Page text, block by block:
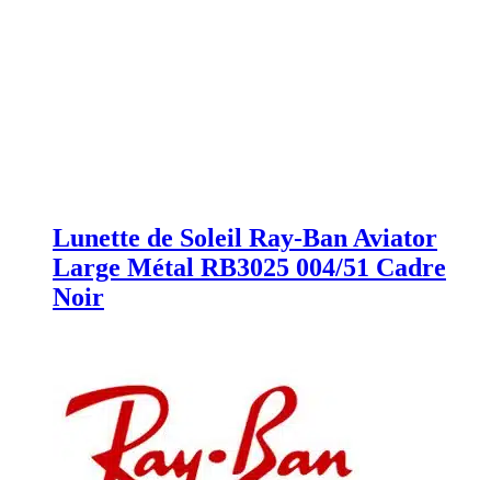
Lunette de Soleil Ray-Ban Aviator
Large Métal RB3025 004/51 Cadre
Noir